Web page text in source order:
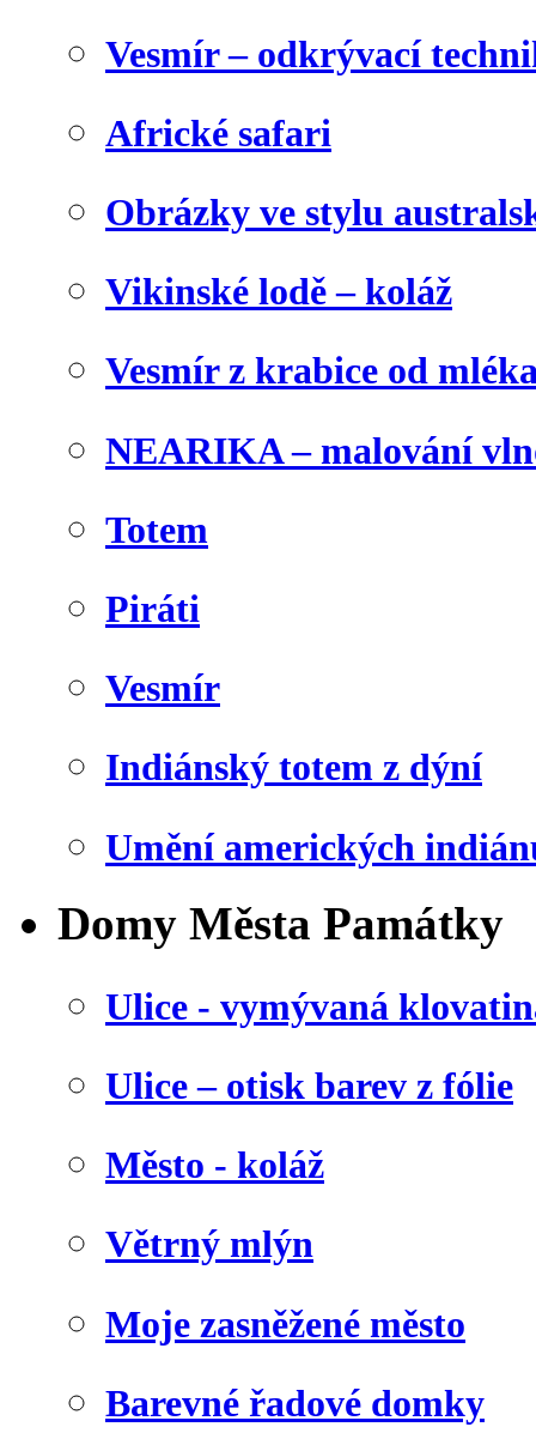
Vesmír – odkrývací
Africké safari
Obrázky ve stylu
Vikinské lodě – koláž
Vesmír z krabice od
NEARIKA – malování
Totem
Piráti
Vesmír
Indiánský totem z dýní
Umění amerických
Domy Města Památky
Ulice - vymývaná
Ulice – otisk barev z fólie
Město - koláž
Větrný mlýn
Moje zasněžené město
Barevné řadové domky